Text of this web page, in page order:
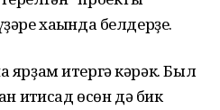
хаҡында белдерҙе.
ярҙам итергә кәрәк. Был
иҡтисад өсөн дә бик